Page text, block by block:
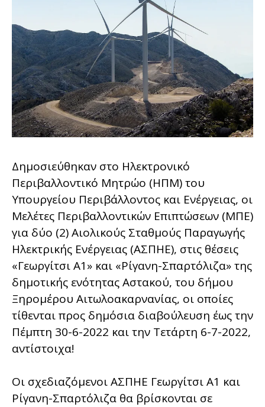
Δημοσιεύθηκαν στο Ηλεκτρονικό
Περιβαλλοντικό Μητρώο (ΗΠΜ) του
Υπουργείου Περιβάλλοντος και Ενέργειας, οι
Μελέτες Περιβαλλοντικών Επιπτώσεων (ΜΠΕ)
για δύο (2) Αιολικούς Σταθμούς Παραγωγής
Ηλεκτρικής Ενέργειας (ΑΣΠΗΕ), στις θέσεις
«Γεωργίτσι Α1» και «Ρίγανη-Σπαρτόλιζα» της
δημοτικής ενότητας Αστακού, του δήμου
Ξηρομέρου Αιτωλοακαρνανίας, οι οποίες
τίθενται προς δημόσια διαβούλευση έως την
Πέμπτη 30-6-2022 και την Τετάρτη 6-7-2022,
αντίστοιχα!
Οι σχεδιαζόμενοι ΑΣΠΗΕ Γεωργίτσι Α1 και
Ρίγανη-Σπαρτόλιζα θα βρίσκονται σε